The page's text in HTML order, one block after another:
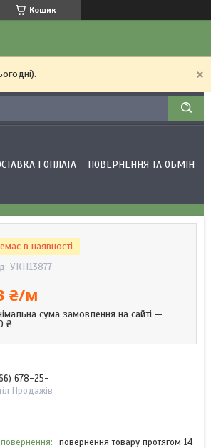
Кошик
І ОПЛАТА ПОВЕРНЕННЯ ТА ОБМІН
в наявності
УКН13877
₴/м
сума замовлення на сайті —
₴
678-25-
Продажів
повернення товару протягом 14